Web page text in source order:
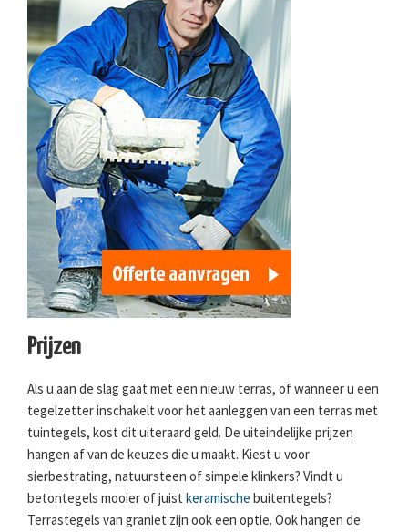
Prijzen
Als u aan de slag gaat met een nieuw terras, of wanneer u een
tegelzetter inschakelt voor het aanleggen van een terras met
tuintegels, kost dit uiteraard geld. De uiteindelijke prijzen
hangen af van de keuzes die u maakt. Kiest u voor
sierbestrating, natuursteen of simpele klinkers? Vindt u
betontegels mooier of juist keramische buitentegels?
Terrastegels van graniet zijn ook een optie. Ook hangen de